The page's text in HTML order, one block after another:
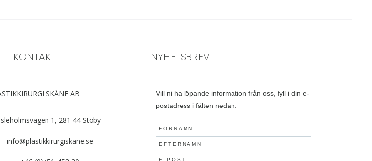
KONTAKT
SKÅNE AB
1, 281 44 Stoby
info@plastikkirurgiskane.se
NYHETSBREV
Vill ni ha löpande information från oss, fyll i din e-
postadress i fälten nedan.